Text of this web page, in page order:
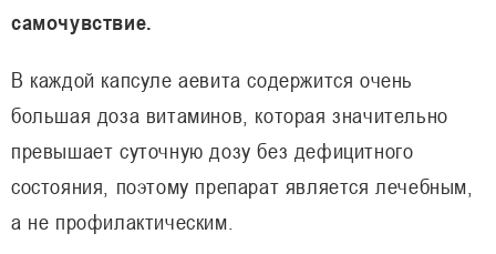
самочувствие.
В каждой капсуле аевита содержится очень
большая доза витаминов, которая значительно
превышает суточную дозу без дефицитного
состояния, поэтому препарат является лечебным,
а не профилактическим.